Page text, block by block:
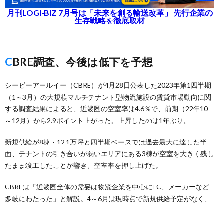
月刊LOGI-BIZ 7月号は「未来を創る輸送改革」 先行企業の
生存戦略を徹底取材
CBRE調査、今後は低下を予想
シービーアールイー（CBRE）が4月28日公表した2023年第1四半期
（1～3月）の大規模マルチテナント型物流施設の賃貸市場動向に関
する調査結果によると、近畿圏の空室率は4.6％で、前期（22年10
～12月）から2.9ポイント上がった。上昇したのは1年ぶり。
新規供給が8棟・12.1万坪と四半期ベースでは過去最大に達した半
面、テナントの引き合いが弱いエリアにある3棟が空室を大きく残し
たまま竣工したことが響き、空室率を押し上げた。
CBREは「近畿圏全体の需要は物流企業を中心にEC、メーカーなど
多岐にわたった」と解説。4～6月は現時点で新規供給予定がなく、